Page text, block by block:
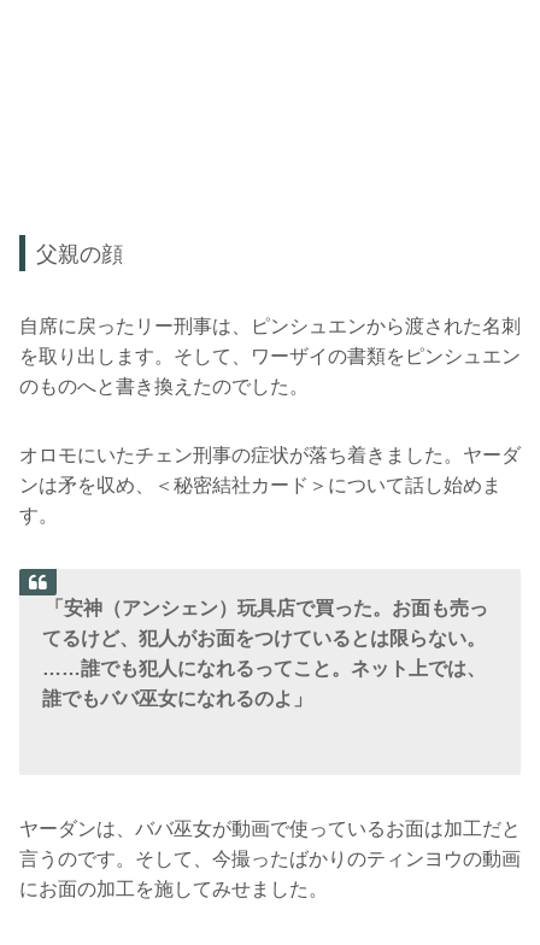
父親の顔
自席に戻ったリー刑事は、ピンシュエンから渡された名刺
を取り出します。そして、ワーザイの書類をピンシュエン
のものへと書き換えたのでした。
オロモにいたチェン刑事の症状が落ち着きました。ヤーダ
ンは矛を収め、＜秘密結社カード＞について話し始めま
す。
「安神（アンシェン）玩具店で買った。お面も売っ
てるけど、犯人がお面をつけているとは限らない。
……誰でも犯人になれるってこと。ネット上では、
誰でもババ巫女になれるのよ」
ヤーダンは、ババ巫女が動画で使っているお面は加工だと
言うのです。そして、今撮ったばかりのティンヨウの動画
にお面の加工を施してみせました。